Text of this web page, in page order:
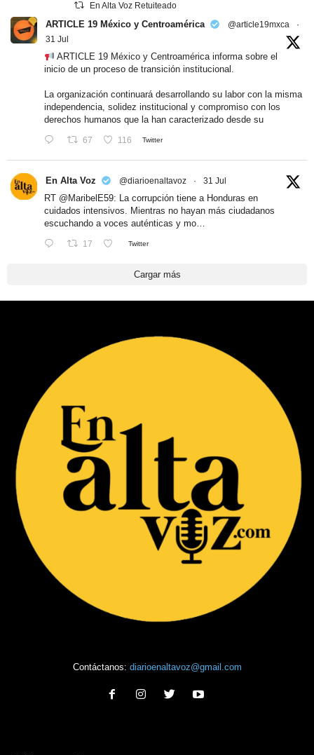
En Alta Voz Retuiteado
ARTICLE 19 México y Centroamérica @article19mxca
·
31 Jul
ARTICLE 19 México y Centroamérica informa sobre el
inicio de un proceso de transición institucional.
La organización continuará desarrollando su labor con la misma
independencia, solidez institucional y compromiso con los
derechos humanos que la han caracterizado desde su
67 116 Twitter
En Alta Voz @diarioenaltavoz · 31 Jul
RT @MaribelE59: La corrupción tiene a Honduras en
cuidados intensivos. Mientras no hayan más ciudadanos
escuchando a voces auténticas y mo…
17 Twitter
Cargar más
Contáctanos: diarioenaltavoz@gmail.com